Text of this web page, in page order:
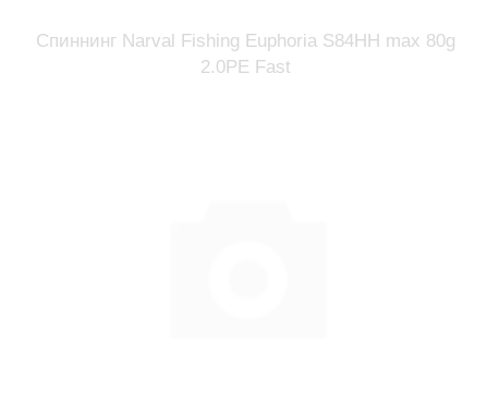
Спиннинг Narval Fishing Euphoria S84HH max 80g
2.0PE Fast